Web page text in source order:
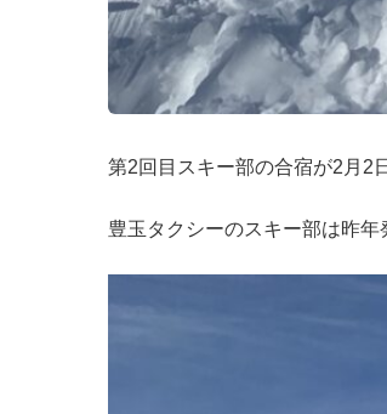
第2回目スキー部の合宿が2月2
豊玉タクシーのスキー部は昨年